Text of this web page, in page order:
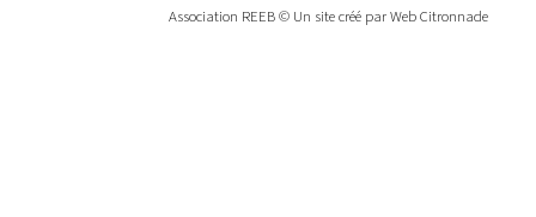
Association REEB © Un site créé par Web Citronnade